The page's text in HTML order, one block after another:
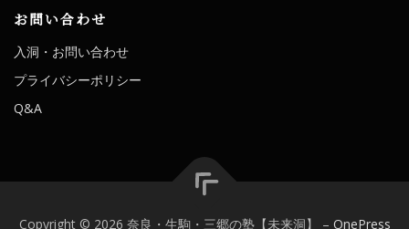
お問い合わせ
入洞・お問い合わせ
プライバシーポリシー
Q&A
Copyright © 2026 奈良・生駒・三郷の塾【未来洞】 – OnePress